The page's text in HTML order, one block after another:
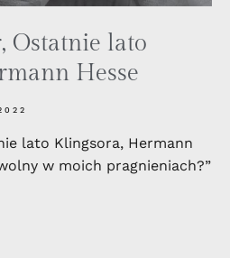
Ostatnie lato
Hesse
lato Klingsora, Hermann
w moich pragnieniach?”